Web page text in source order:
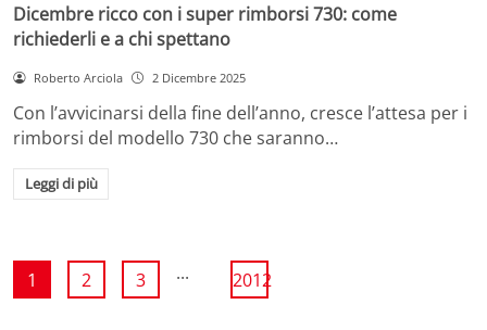
Dicembre ricco con i super rimborsi 730: come
richiederli e a chi spettano
Roberto Arciola 2 Dicembre 2025
Con l’avvicinarsi della fine dell’anno, cresce l’attesa per i
rimborsi del modello 730 che saranno…
Leggi di più
1 2 3 ... 2012